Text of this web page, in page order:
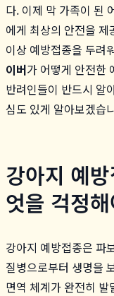
다. 이제 막 가족이 된
에게 최상의 안전을
이상 예방접종을 두려
이버가 어떻게 안전한
반려인들이 반드시 알
심도 있게 알아보겠습
강아지 예
엇을 걱정
강아지 예방접종은 파
질병으로부터 생명을
면역 체계가 완전히